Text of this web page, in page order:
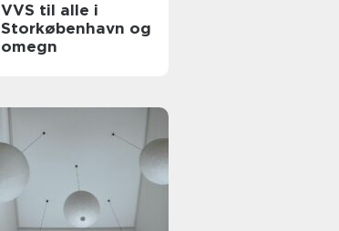
VVS til alle i
Storkøbenhavn og
omegn